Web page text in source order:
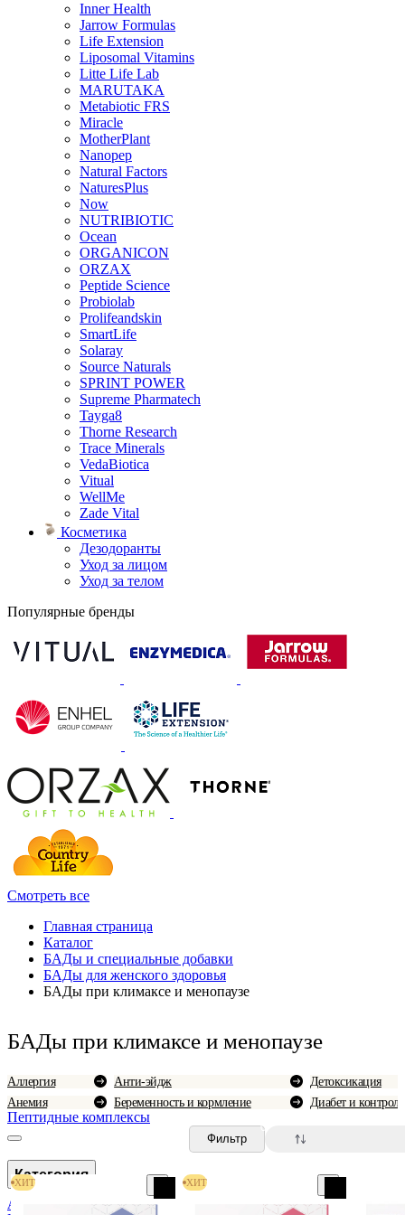
Inner Health
Jarrow Formulas
Life Extension
Liposomal Vitamins
Litte Life Lab
MARUTAKA
Metabiotic FRS
Miracle
MotherPlant
Nanopep
Natural Factors
NaturesPlus
Now
NUTRIBIOTIC
Ocean
ORGANICON
ORZAX
Peptide Science
Probiolab
Prolifeandskin
SmartLife
Solaray
Source Naturals
SPRINT POWER
Supreme Pharmatech
Tayga8
Thorne Research
Trace Minerals
VedaBiotica
Vitual
WellMe
Zade Vital
Косметика
Дезодоранты
Уход за лицом
Уход за телом
Популярные бренды
Смотреть все
Главная страница
Каталог
БАДы и специальные добавки
БАДы для женского здоровья
БАДы при климаксе и менопаузе
БАДы при климаксе и менопаузе
Аллергия
Анемия
Анти-эйдж
Беременность и кормление
Детоксикация
Диабет и
Пептидные комплексы
Категория
Анемия
Фильтр
0
ХИТ ХИТ